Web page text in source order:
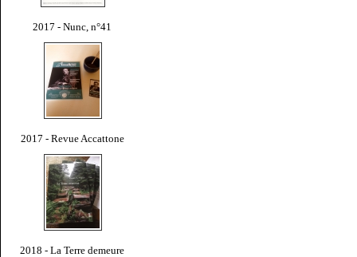
2017 - Nunc, n°41
2017 - Revue Accattone
2018 - La Terre demeure